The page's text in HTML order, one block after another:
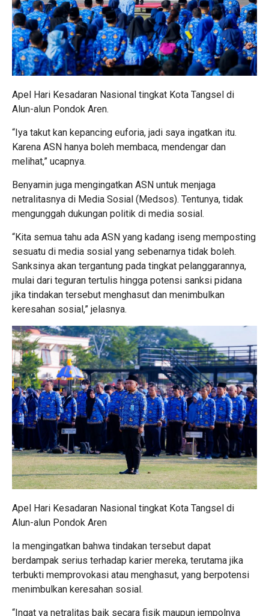
Apel Hari Kesadaran Nasional tingkat Kota Tangsel di
Alun-alun Pondok Aren.
“Iya takut kan kepancing euforia, jadi saya ingatkan itu.
Karena ASN hanya boleh membaca, mendengar dan
melihat,” ucapnya.
Benyamin juga mengingatkan ASN untuk menjaga
netralitasnya di Media Sosial (Medsos). Tentunya, tidak
mengunggah dukungan politik di media sosial.
“Kita semua tahu ada ASN yang kadang iseng memposting
sesuatu di media sosial yang sebenarnya tidak boleh.
Sanksinya akan tergantung pada tingkat pelanggarannya,
mulai dari teguran tertulis hingga potensi sanksi pidana
jika tindakan tersebut menghasut dan menimbulkan
keresahan sosial,” jelasnya.
Apel Hari Kesadaran Nasional tingkat Kota Tangsel di
Alun-alun Pondok Aren
Ia mengingatkan bahwa tindakan tersebut dapat
berdampak serius terhadap karier mereka, terutama jika
terbukti memprovokasi atau menghasut, yang berpotensi
menimbulkan keresahan sosial.
“Ingat ya netralitas baik secara fisik maupun jempolnya